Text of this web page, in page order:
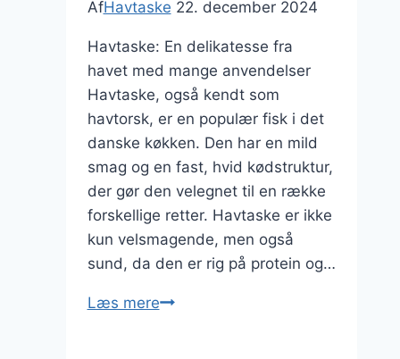
AfHavtaske 22. december 2024
Havtaske: En delikatesse fra
havet med mange anvendelser
Havtaske, også kendt som
havtorsk, er en populær fisk i det
danske køkken. Den har en mild
smag og en fast, hvid kødstruktur,
der gør den velegnet til en række
forskellige retter. Havtaske er ikke
kun velsmagende, men også
sund, da den er rig på protein og…
Læs mereHavtaske